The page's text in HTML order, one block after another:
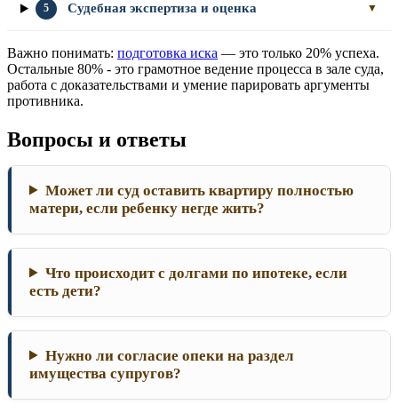
5 Судебная экспертиза и оценка ▼
Важно понимать: подготовка иска — это только 20% успеха.
Остальные 80% - это грамотное ведение процесса в зале суда,
работа с доказательствами и умение парировать аргументы
противника.
Вопросы и ответы
Может ли суд оставить квартиру полностью
матери, если ребенку негде жить?
Что происходит с долгами по ипотеке, если
есть дети?
Нужно ли согласие опеки на раздел
имущества супругов?